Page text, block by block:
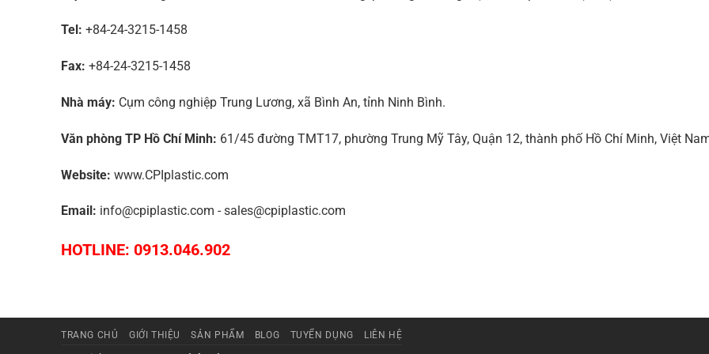
Tel: +84-24-3215-1458
Fax: +84-24-3215-1458
Nhà máy: Cụm công nghiệp Trung Lương, xã Bình An, tỉnh Ninh Bình.
Văn phòng TP Hồ Chí Minh: 61/45 đường TMT17, phường Trung Mỹ Tây, Quận 12, thành phố Hồ Chí Minh, Việt
Website: www.CPIplastic.com
Email: info@cpiplastic.com - sales@cpiplastic.com
HOTLINE: 0913.046.902
TRANG CHỦ GIỚI THIỆU SẢN PHẨM BLOG TUYỂN DỤNG LIÊN HỆ